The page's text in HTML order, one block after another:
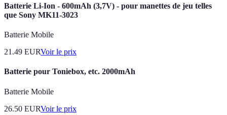
Batterie Li-Ion - 600mAh (3,7V) - pour manettes de jeu telles
que Sony MK11-3023
Batterie Mobile
21.49 EURVoir le prix
Batterie pour Toniebox, etc. 2000mAh
Batterie Mobile
26.50 EURVoir le prix